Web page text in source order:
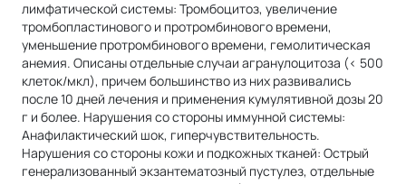
лимфатической системы: Тромбоцитоз, увеличение
тромбопластинового и протромбинового времени,
уменьшение протромбинового времени, гемолитическая
анемия. Описаны отдельные случаи агранулоцитоза (< 500
клеток/мкл), причем большинство из них развивались
после 10 дней лечения и применения кумулятивной дозы 20
г и более. Нарушения со стороны иммунной системы:
Анафилактический шок, гиперчувствительность.
Нарушения со стороны кожи и подкожных тканей: Острый
генерализованный экзантематозный пустулез, отдельные